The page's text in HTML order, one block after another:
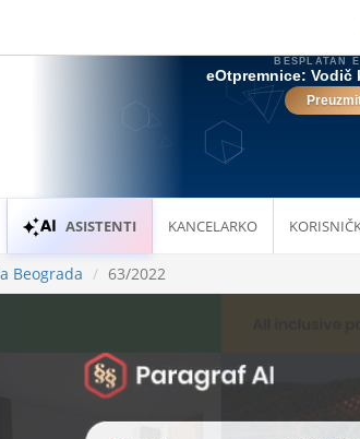
ASISTENTI KANCELARKO
Beograda 63/2022